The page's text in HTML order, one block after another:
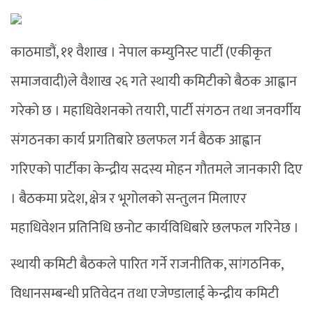
काठमाडौं, ११ वैशाख । नेपाल कम्युनिस्ट पार्टी (एकीकृत
समाजवादी)ले वैशाख २६ गते स्थायी कमिटीको बैठक आह्वान
गरेको छ । महाधिवेशनको तयारी, पार्टी संगठन तथा जनवर्गीय
संगठनका कार्य प्रगतिबारे छलफल गर्न बैठक आह्वान
गरिएको पार्टीका केन्द्रीय सदस्य मोहन गौतमले जानकारी दिए
। बैठकमा प्रदेश, क्षेत्र र भूगोलको सन्तुलन मिलाएर
महाधिवेशन प्रतिनिधि छनोट कार्यविधिबारे छलफल गरिनेछ ।
स्थायी कमिटी बैठकले पारित गर्ने राजनीतिक, सांगठनिक,
विधानसम्बन्धी प्रतिवेदन तथा एजेण्डालाई केन्द्रीय कमिटी